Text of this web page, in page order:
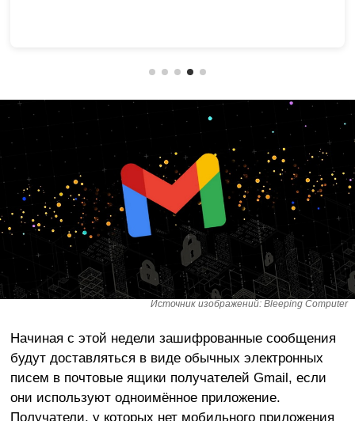
Источник изображений: Bleeping Computer
Начиная с этой недели зашифрованные сообщения
будут доставляться в виде обычных электронных
писем в почтовые ящики получателей Gmail, если
они используют одноимённое приложение.
Получатели, у которых нет мобильного приложения